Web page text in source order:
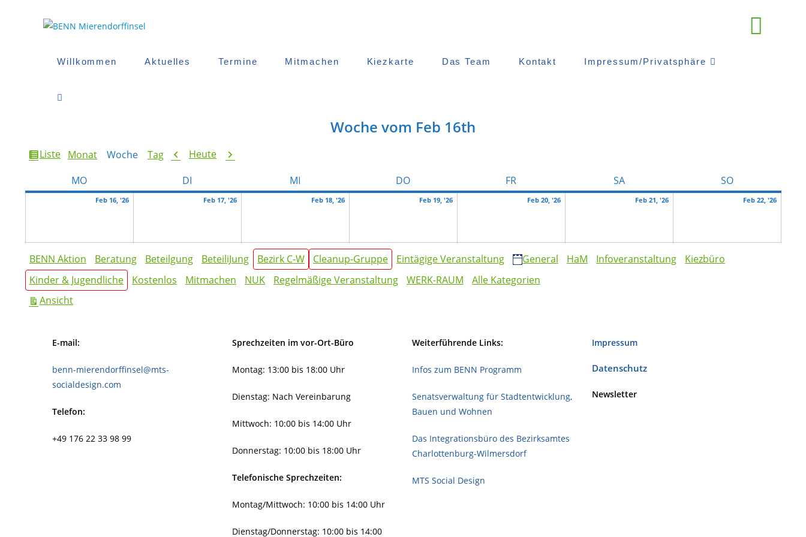
Willkommen Aktuelles Termine Mitmachen Kiezkarte Das Team Kontakt Impressum/Privatsphäre
Website-
Woche vom Feb 16th
Ansicht
Liste Monat Woche Tag Zurück
Heute Weiter
MOMONTAG DI MI DODONNERSTAG FR SASAMSTAG SOSONNTAG
Feb 16, '26Februar
Feb 17, '26Februar
Feb 18, '26Februar
Feb 19, '26Februar
Feb 20, '26Februar
Feb 21, '26Februar
Feb 22, '26
Kategorien
BENN Aktion Beratung Beteilgung BeteiliJung Bezirk C-W Cleanup-Gruppe Eintägige Veranstaltung General HaM Infoveranstaltung
Kiezbüro
Kinder & Jugendliche
Kostenlos Mitmachen NUK Regelmäßige Veranstaltung WERK-RAUM
Alle Kategorien
Ansichtausdrucken
E-mail:
benn-mierendorffinsel@mts-
socialdesign.com
Telefon:
+49 176 22 33 98 99
Sprechzeiten im vor-Ort-Büro
Montag: 13:00 bis 18:00 Uhr
Dienstag: Nach Vereinbarung
Mittwoch: 10:00 bis 14:00 Uhr
Donnerstag: 10:00 bis 18:00 Uhr
Telefonische Sprechzeiten:
Montag/Mittwoch: 10:00 bis 14:00 Uhr
Dienstag/Donnerstag: 10:00 bis 14:00
Weiterführende Links:
Infos zum BENN Programm
Senatsverwaltung für Stadt­ent­wicklung,
Bauen und Wohnen
Das Integrationsbüro des Bezirksamtes
Charlottenburg-Wilmersdorf
MTS Social Design
Impressum
Datenschutz
Newsletter